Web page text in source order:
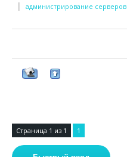
администрирование серверов
Страница 1 из 1 1